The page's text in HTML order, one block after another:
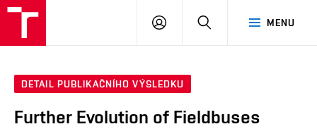
MENU
PŘIHLÁSIT
DETAIL PUBLIKAČNÍHO VÝSLEDKU
Further Evolution of Fieldbuses